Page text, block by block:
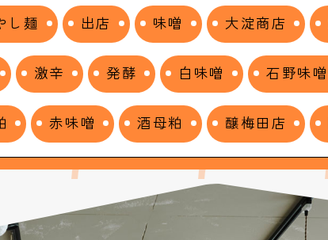
し麺 出店 味噌 大淀商店
激辛 発酵 白味噌 石野味噌
赤味噌 酒母粕 醸梅田店